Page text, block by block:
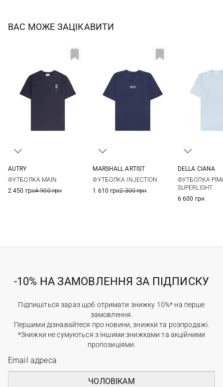
ВАС МОЖЕ ЗАЦІКАВИТИ
AUTRY
ФУТБОЛКА MAIN
2 450 грн4 900 грн
MARSHALL ARTIST
ФУТБОЛКА INJECTION
1 610 грн2 300 грн
56
58
DELLA CIANA
ФУТБОЛКА
SUPERLIGHT
6 600 грн
-10% НА ЗАМОВЛЕННЯ ЗА ПІДПИСКУ
Підпишіться зараз щоб отримати знижку 10%* на перше
замовлення.
Першими дізнавайтеся про новини, знижки та розпродажі.
*Знижки не сумуються з іншими знижками та акційними
пропозиціями.
ЧОЛОВІКАМ